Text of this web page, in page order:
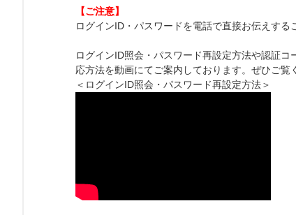
【ご注意】
ログインID・パスワードを電話で直接お伝えする
ログインID照会・パスワード再設定方法や認証コ
応方法を動画にてご案内しております。ぜひご覧
＜ログインID照会・パスワード再設定方法＞